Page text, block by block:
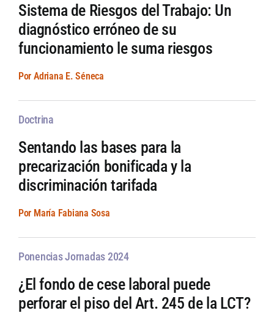
Sistema de Riesgos del Trabajo: Un
diagnóstico erróneo de su
funcionamiento le suma riesgos
Por Adriana E. Séneca
Doctrina
Sentando las bases para la
precarización bonificada y la
discriminación tarifada
Por María Fabiana Sosa
Ponencias Jornadas 2024
¿El fondo de cese laboral puede
perforar el piso del Art. 245 de la LCT?